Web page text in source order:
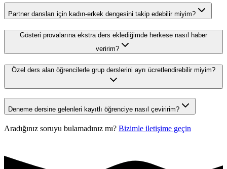
Partner dansları için kadın-erkek dengesini takip edebilir miyim?
Gösteri provalarına ekstra ders eklediğimde herkese nasıl haber
veririm?
Özel ders alan öğrencilerle grup derslerini ayrı ücretlendirebilir miyim?
Deneme dersine gelenleri kayıtlı öğrenciye nasıl çeviririm?
Aradığınız soruyu bulamadınız mı? Bizimle iletişime geçin